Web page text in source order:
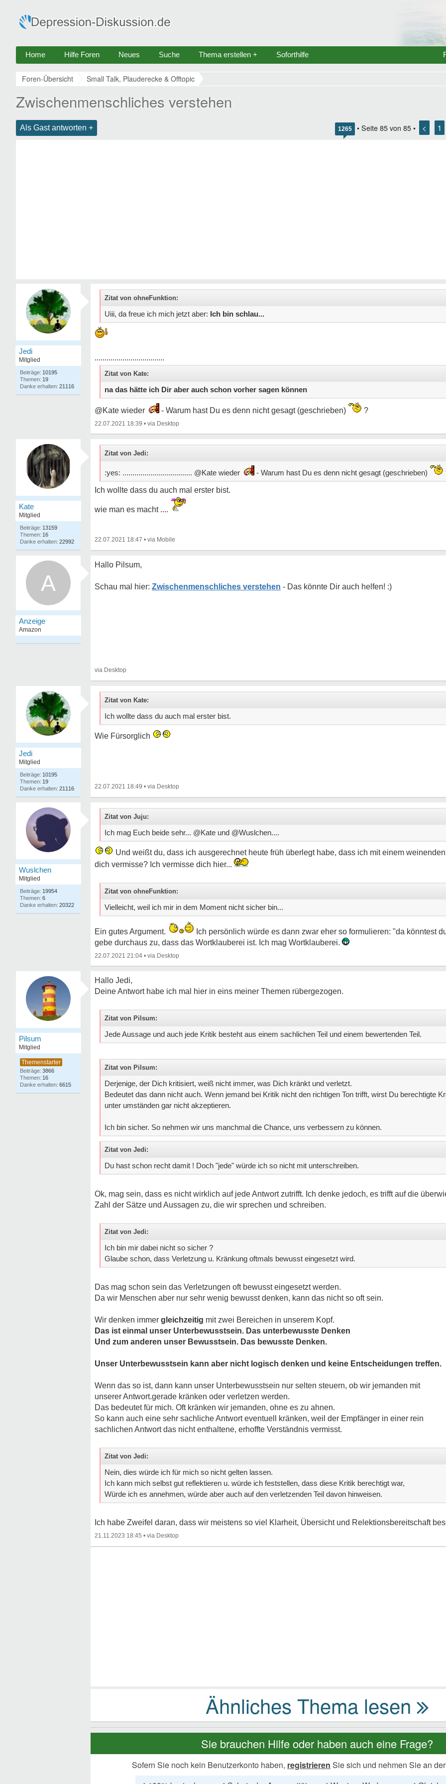
Home Hilfe Foren Neues Suche Thema erstellen + Soforthilfe
Foren-Übersicht Small Talk, Plauderecke & Offtopic
Zwischenmenschliches verstehen
Als Gast antworten + 1265 • Seite 85 von 85 • < 1
Jedi
Mitglied
10195
19
21116
Zitat von ohneFunktion:
Uiii, da freue ich mich jetzt aber: Ich bin schlau...
...................................
Zitat von Kate:
na das hätte ich Dir aber auch schon vorher sagen können
@Kate wieder - Warum hast Du es denn nicht gesagt (geschrieben) ?
22.07.2021 18:39 •
Kate
Mitglied
13159
16
22992
Zitat von Jedi:
:yes: ................................... @Kate wieder - Warum hast Du es denn nicht gesagt (geschrieben)
Ich wollte dass du auch mal erster bist.
wie man es macht ....
22.07.2021 18:47 •
A
Hallo Pilsum,
Zwischenmenschliches verstehen
Jedi
Mitglied
10195
19
21116
Zitat von Kate:
Ich wollte dass du auch mal erster bist.
Wie Fürsorglich
22.07.2021 18:49 •
Wuslchen
Mitglied
19954
6
20322
Zitat von Juju:
Ich mag Euch beide sehr... @Kate und @Wuslchen....
Und weißt du, dass ich ausgerechnet heute früh überlegt habe, dass ich mit einem
dich vermisse? Ich vermisse dich hier...
Zitat von ohneFunktion:
Vielleicht, weil ich mir in dem Moment nicht sicher bin...
Ein gutes Argument.
Ich persönlich würde es dann zwar eher so formulieren: "da könntest
gebe durchaus zu, dass das Wortklauberei ist. Ich mag Wortklauberei.
22.07.2021 21:04 •
Pilsum
Mitglied
3866
16
6615
Hallo Jedi,
Deine Antwort habe ich mal hier in eins meiner Themen rübergezogen.
Zitat von Pilsum:
Jede Aussage und auch jede Kritik besteht aus einem sachlichen Teil und einem bewertenden Teil.
Zitat von Pilsum:
Derjenige, der Dich kritisiert, weiß nicht immer, was Dich kränkt und verletzt.
Bedeutet das dann nicht auch. Wenn jemand bei Kritik nicht den richtigen Ton trifft, wirst Du berechtigte
unter umständen gar nicht akzeptieren.
Ich bin sicher. So nehmen wir uns manchmal die Chance, uns verbessern zu können.
Zitat von Jedi:
Du hast schon recht damit ! Doch "jede" würde ich so nicht mit unterschreiben.
Ok, mag sein, dass es nicht wirklich auf jede Antwort zutrifft. Ich denke jedoch, es trifft auf die
Zahl der Sätze und Aussagen zu, die wir sprechen und schreiben.
Zitat von Jedi:
Ich bin mir dabei nicht so sicher ?
Glaube schon, dass Verletzung u. Kränkung oftmals bewusst eingesetzt wird.
Das mag schon sein das Verletzungen oft bewusst eingesetzt werden.
Da wir Menschen aber nur sehr wenig bewusst denken, kann das nicht so oft sein.
Wir denken immer gleichzeitig mit zwei Bereichen in unserem Kopf.
Das ist einmal unser Unterbewusstsein. Das unterbewusste Denken
Und zum anderen unser Bewusstsein. Das bewusste Denken.
Unser Unterbewusstsein kann aber nicht logisch denken und keine Entscheidungen treffen.
Wenn das so ist, dann kann unser Unterbewusstsein nur selten steuern, ob wir jemanden mit
unserer Antwort.gerade kränken oder verletzen werden.
Das bedeutet für mich. Oft kränken wir jemanden, ohne es zu ahnen.
So kann auch eine sehr sachliche Antwort eventuell kränken, weil der Empfänger in einer rein
sachlichen Antwort das nicht enthaltene, erhoffte Verständnis vermisst.
Zitat von Jedi:
Nein, dies würde ich für mich so nicht gelten lassen.
Ich kann mich selbst gut reflektieren u. würde ich feststellen, dass diese Kritik berechtigt war,
Würde ich es annehmen, würde aber auch auf den verletzenden Teil davon hinweisen.
Ich habe Zweifel daran, dass wir meistens so viel Klarheit, Übersicht und Relektionsbereitschaft
21.11.2023 18:45 •
Sie brauchen Hilfe oder haben auch eine Frage?
Sofern Sie noch kein Benutzerkonto haben, registrieren Sie sich und nehmen Sie an